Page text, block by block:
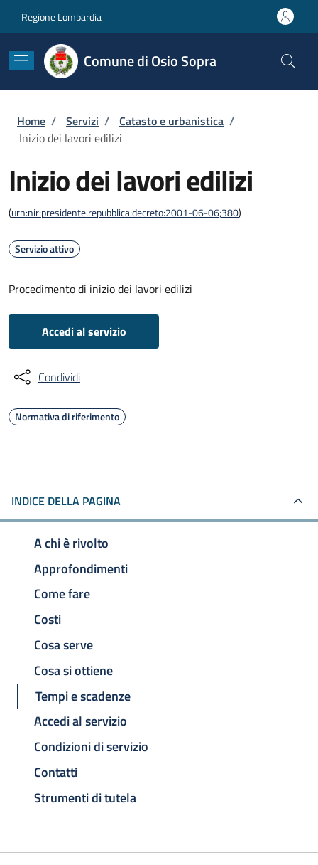
Regione Lombardia
Comune di Osio Sopra
Briciole di pane
Home / Servizi / Catasto e urbanistica /
Inizio dei lavori edilizi
Inizio dei lavori edilizi
(urn:nir:presidente.repubblica:decreto:2001-06-06;380)
Servizio attivo
Procedimento di inizio dei lavori edilizi
Accedi al servizio
Condividi
Normativa di riferimento
INDICE DELLA PAGINA
A chi è rivolto
Approfondimenti
Come fare
Costi
Cosa serve
Cosa si ottiene
Tempi e scadenze
Accedi al servizio
Condizioni di servizio
Contatti
Strumenti di tutela